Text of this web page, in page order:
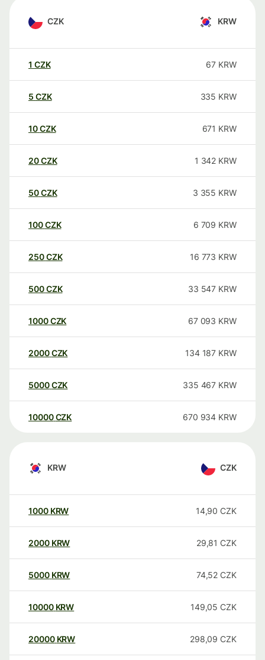
CZK KRW
1 CZK 67 KRW
5 CZK 335 KRW
10CZK 671 KRW
20CZK 1 342 KRW
50CZK 3 355 KRW
100CZK 6 709 KRW
250CZK 16 773 KRW
500CZK 33 547 KRW
1000CZK 67 093 KRW
2000CZK 134 187 KRW
5000CZK 335 467 KRW
10000 CZK 670 934 KRW
KRW CZK
1000 KRW 14,90 CZK
2000 KRW 29,81 CZK
5000 KRW 74,52 CZK
10000 KRW 149,05 CZK
20000 KRW 298,09 CZK